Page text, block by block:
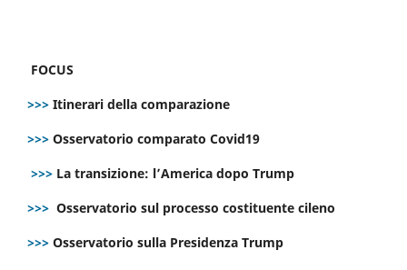
FOCUS
>>> Itinerari della comparazione
>>> Osservatorio comparato Covid19
>>> La transizione: l’America dopo Trump
>>> Osservatorio sul processo costituente cileno
>>> Osservatorio sulla Presidenza Trump